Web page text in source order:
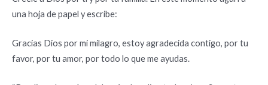
una hoja de papel y escribe:
Gracias Dios por mi milagro, estoy agradecida contigo, por tu
favor, por tu amor, por todo lo que me ayudas.